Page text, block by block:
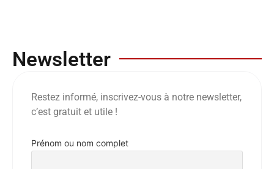
Newsletter
Restez informé, inscrivez-vous à notre newsletter,
c’est gratuit et utile !
Prénom ou nom complet